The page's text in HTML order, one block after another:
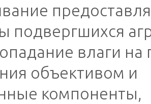
подвергшихся
влаги на
объективом и
компоненты,